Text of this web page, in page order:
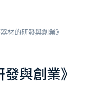
器材的研發與創業》
與創業》